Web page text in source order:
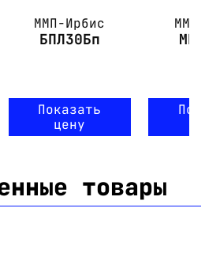
ММП-Ирбис
БПЛ30Бп
Показать
цену
товары